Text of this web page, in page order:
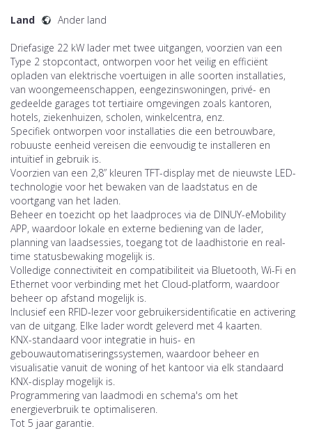
Land Ander land
Driefasige 22 kW lader met twee uitgangen, voorzien van een
Type 2 stopcontact, ontworpen voor het veilig en efficiënt
opladen van elektrische voertuigen in alle soorten installaties,
van woongemeenschappen, eengezinswoningen, privé- en
gedeelde garages tot tertiaire omgevingen zoals kantoren,
hotels, ziekenhuizen, scholen, winkelcentra, enz.
Specifiek ontworpen voor installaties die een betrouwbare,
robuuste eenheid vereisen die eenvoudig te installeren en
intuïtief in gebruik is.
Voorzien van een 2,8” kleuren TFT-display met de nieuwste LED-
technologie voor het bewaken van de laadstatus en de
voortgang van het laden.
Beheer en toezicht op het laadproces via de DINUY-eMobility
APP, waardoor lokale en externe bediening van de lader,
planning van laadsessies, toegang tot de laadhistorie en real-
time statusbewaking mogelijk is.
Volledige connectiviteit en compatibiliteit via Bluetooth, Wi-Fi en
Ethernet voor verbinding met het Cloud-platform, waardoor
beheer op afstand mogelijk is.
Inclusief een RFID-lezer voor gebruikersidentificatie en activering
van de uitgang. Elke lader wordt geleverd met 4 kaarten.
KNX-standaard voor integratie in huis- en
gebouwautomatiseringssystemen, waardoor beheer en
visualisatie vanuit de woning of het kantoor via elk standaard
KNX-display mogelijk is.
Programmering van laadmodi en schema's om het
energieverbruik te optimaliseren.
Tot 5 jaar garantie.